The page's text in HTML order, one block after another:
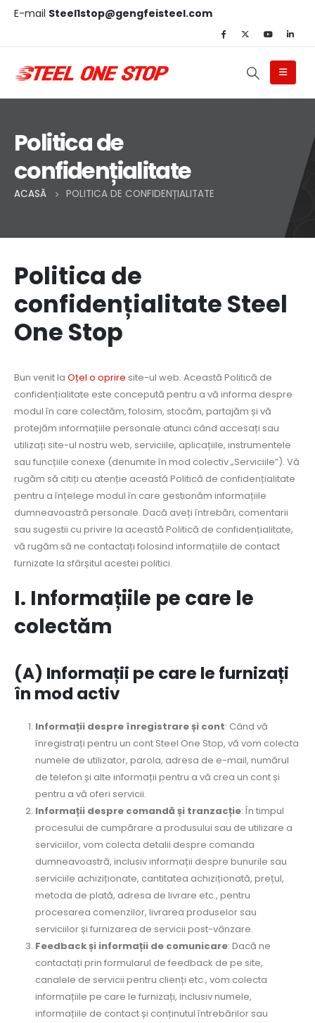
E-mail Steel1stop@gengfeisteel.com
Politica de
confidențialitate
ACASĂ POLITICA DE CONFIDENȚIALITATE
Politica de
confidențialitate Steel
One Stop
Bun venit la Oțel o oprire site-ul web. Această Politică de
confidențialitate este concepută pentru a vă informa despre
modul în care colectăm, folosim, stocăm, partajăm și vă
protejăm informațiile personale atunci când accesați sau
utilizați site-ul nostru web, serviciile, aplicațiile, instrumentele
sau funcțiile conexe (denumite în mod colectiv „Serviciile”). Vă
rugăm să citiți cu atenție această Politică de confidențialitate
pentru a înțelege modul în care gestionăm informațiile
dumneavoastră personale. Dacă aveți întrebări, comentarii
sau sugestii cu privire la această Politică de confidențialitate,
vă rugăm să ne contactați folosind informațiile de contact
furnizate la sfârșitul acestei politici.
I. Informațiile pe care le
colectăm
(A) Informații pe care le furnizați
în mod activ
Informații despre înregistrare și cont: Când vă
înregistrați pentru un cont Steel One Stop, vă vom colecta
numele de utilizator, parola, adresa de e-mail, numărul
de telefon și alte informații pentru a vă crea un cont și
pentru a vă oferi servicii.
Informații despre comandă și tranzacție: În timpul
procesului de cumpărare a produsului sau de utilizare a
serviciilor, vom colecta detalii despre comanda
dumneavoastră, inclusiv informații despre bunurile sau
serviciile achiziționate, cantitatea achiziționată, prețul,
metoda de plată, adresa de livrare etc., pentru
procesarea comenzilor, livrarea produselor sau
serviciilor și furnizarea de servicii post-vânzare.
Feedback și informații de comunicare: Dacă ne
contactați prin formularul de feedback de pe site,
canalele de servicii pentru clienți etc., vom colecta
informațiile pe care le furnizați, inclusiv numele,
informațiile de contact și conținutul întrebărilor sau